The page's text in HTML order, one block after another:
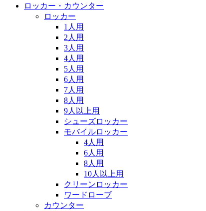
ロッカー・カウンター
ロッカー
1人用
2人用
3人用
4人用
5人用
6人用
7人用
8人用
9人以上用
シューズロッカー
モバイルロッカー
4人用
6人用
8人用
10人以上用
クリーンロッカー
ワードローブ
カウンター